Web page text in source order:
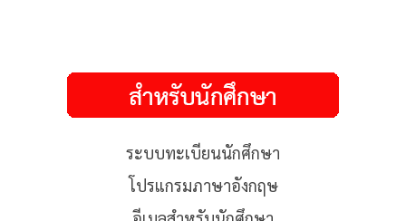
ระบบทะเบียนนักศึกษา
โปรแกรมภาษาอังกฤษ